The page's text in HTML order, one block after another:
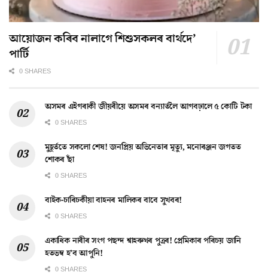
আয়োজন কৰিব নালাগে শিশুসকলৰ বাৰ্থদে’
পাৰ্টি
0 SHARES
অসমৰ এইগৰাকী জীয়ৰীয়ে অসমৰ বন্যাৰ্তলৈ আগবঢ়ালে ৫ কোটি টকা
0 SHARES
মুহূৰ্ততে সকলো শেষ! জনপ্ৰিয় অভিনেতাৰ মৃত্যু, মনোৰঞ্জন জগতত
শোকৰ ছাঁ
0 SHARES
বাইক-চাৰিচকীয়া বাহনৰ মালিকৰ বাবে সুখবৰ!
0 SHARES
একাধিক নাৰীৰ সংগ পছন্দ শ্বাহৰুখৰ পুত্ৰৰ! প্ৰেমিকাৰ পৰিচয় জানি
হতভম্ব হ’ব আপুনি!
0 SHARES